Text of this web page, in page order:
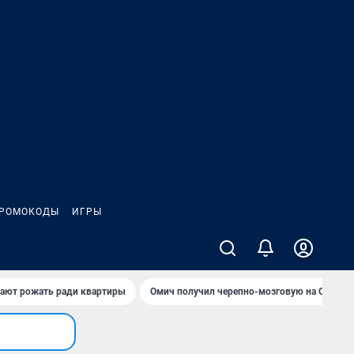
ИГРЫ
рожать ради квартиры Омич получил черепно-мозговую на ОНПЗ